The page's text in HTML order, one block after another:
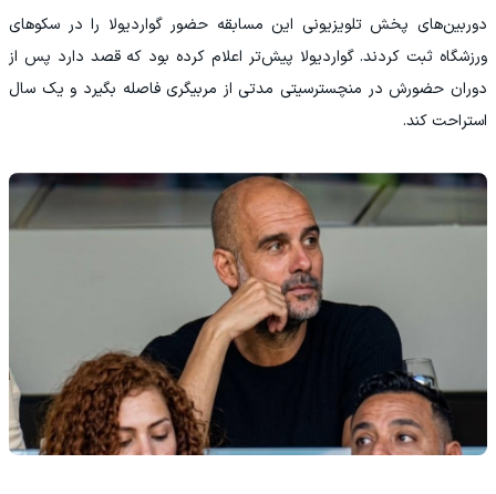
دوربین‌های پخش تلویزیونی این مسابقه حضور گواردیولا را در سکوهای
ورزشگاه ثبت کردند. گواردیولا پیش‌تر اعلام کرده بود که قصد دارد پس از
دوران حضورش در منچسترسیتی مدتی از مربیگری فاصله بگیرد و یک سال
استراحت کند.